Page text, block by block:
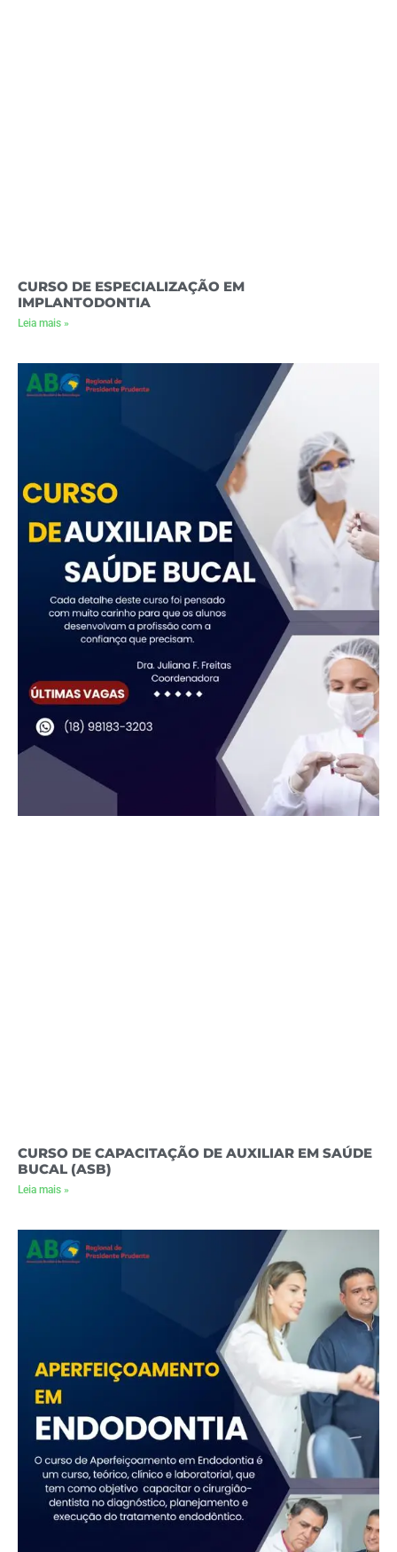
CURSO DE ESPECIALIZAÇÃO EM
IMPLANTODONTIA
Leia mais »
CURSO DE CAPACITAÇÃO DE AUXILIAR EM SAÚDE
BUCAL (ASB)
Leia mais »